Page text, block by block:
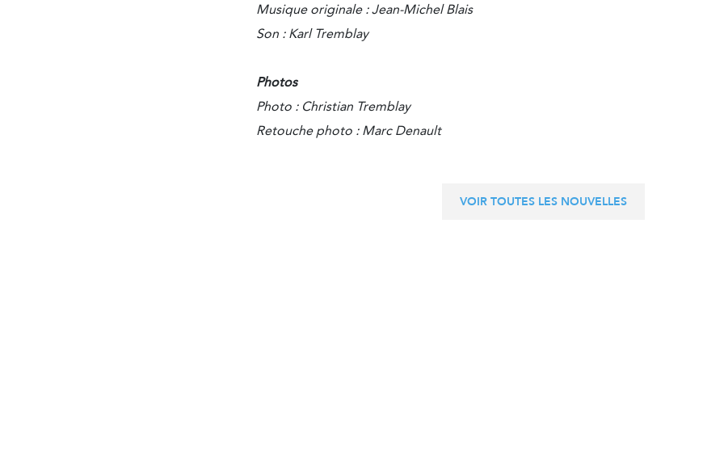
Musique originale : Jean-Michel Blais
Son : Karl Tremblay
Photos
Photo : Christian Tremblay
Retouche photo : Marc Denault
VOIR TOUTES LES NOUVELLES